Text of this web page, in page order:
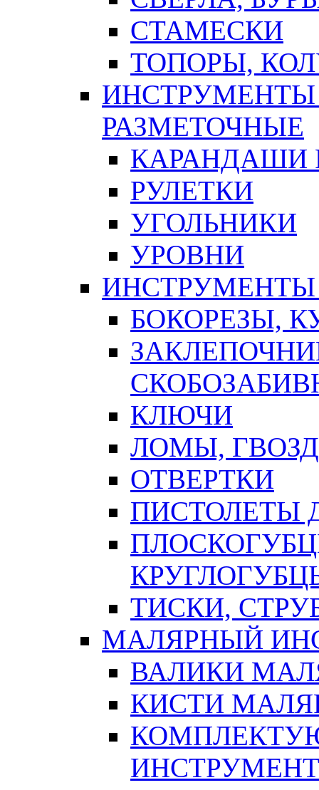
СТАМЕСКИ
ТОПОРЫ,
ИНСТРУМЕНТЫ
РАЗМЕТОЧНЫЕ
КАРАНДАШИ
РУЛЕТКИ
УГОЛЬНИКИ
УРОВНИ
БОКОРЕЗЫ,
КЛЮЧИ
ЛОМЫ,
ОТВЕРТКИ
ПИСТОЛЕТЫ
ТИСКИ,
МАЛЯРНЫЙ
ВАЛИКИ
КИСТИ